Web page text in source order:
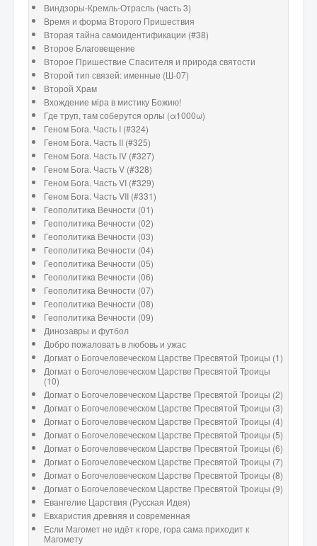
Виндзоры-Кремль-Отрасль (часть 3)
Время и форма Второго Пришествия
Вторая тайна самоидентификации (#38)
Второе Благовещение
Второе Пришествие Спасителя и природа святости
Второй тип связей: именные (Ш-07)
Второй Храм
Вхождение мiра в мистику Божию!
Где труп, там соберутся орлы (α1000ω)
Геном Бога. Часть I (#324)
Геном Бога. Часть II (#325)
Геном Бога. Часть IV (#327)
Геном Бога. Часть V (#328)
Геном Бога. Часть VI (#329)
Геном Бога. Часть VII (#331)
Геополитика Вечности (01)
Геополитика Вечности (02)
Геополитика Вечности (03)
Геополитика Вечности (04)
Геополитика Вечности (05)
Геополитика Вечности (06)
Геополитика Вечности (07)
Геополитика Вечности (08)
Геополитика Вечности (09)
Динозавры и футбол
Добро пожаловать в любовь и ужас
Догмат о Богочеловеческом Царстве Пресвятой Троицы (1)
Догмат о Богочеловеческом Царстве Пресвятой Троицы
(10)
Догмат о Богочеловеческом Царстве Пресвятой Троицы (2)
Догмат о Богочеловеческом Царстве Пресвятой Троицы (3)
Догмат о Богочеловеческом Царстве Пресвятой Троицы (4)
Догмат о Богочеловеческом Царстве Пресвятой Троицы (5)
Догмат о Богочеловеческом Царстве Пресвятой Троицы (6)
Догмат о Богочеловеческом Царстве Пресвятой Троицы (7)
Догмат о Богочеловеческом Царстве Пресвятой Троицы (8)
Догмат о Богочеловеческом Царстве Пресвятой Троицы (9)
Евангелие Царствия (Русская Идея)
Евхаристия древняя и современная
Если Магомет не идёт к горе, гора сама приходит к
Магомету